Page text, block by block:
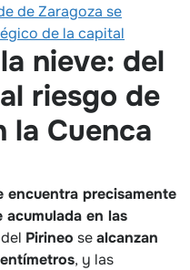
de Zaragoza se
de la capital
nieve: del
riesgo de
la Cuenca
precisamente
en las
Pirineo sealcanzan
, y las